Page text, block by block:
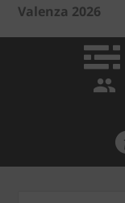
Valenza 2026